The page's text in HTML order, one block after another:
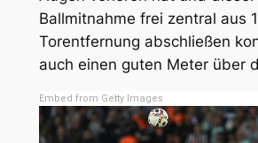
Ballmitnahme frei zentral aus
Torentfernung abschließen
auch einen guten Meter über
Embed from Getty Images